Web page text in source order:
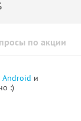
по акции
Android и
:)